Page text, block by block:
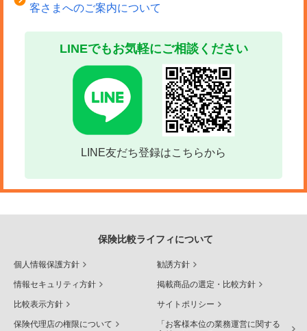
客さまへのご案内について
LINEでもお気軽にご相談ください
LINE友だち登録はこちらから
保険比較ライフィについて
個人情報保護方針 勧誘方針
情報セキュリティ方針 掲載商品の選定・比較方針
比較表示方針 サイトポリシー
保険代理店の権限について
「お客様本位の業務運営に関する